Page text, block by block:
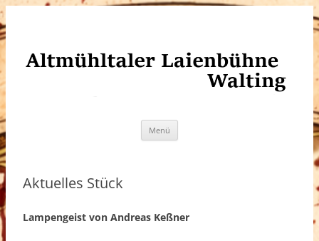
Altmühltaler Laienbühne Walting
Menü
Aktuelles Stück
Lampengeist von Andreas Keßner